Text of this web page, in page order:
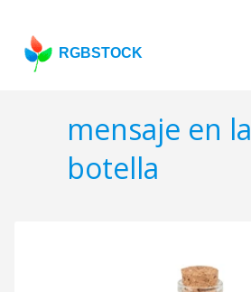
RGBSTOCK
mensaje en la
botella